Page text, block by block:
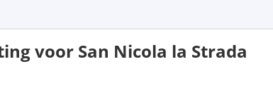
voor San Nicola la Strada